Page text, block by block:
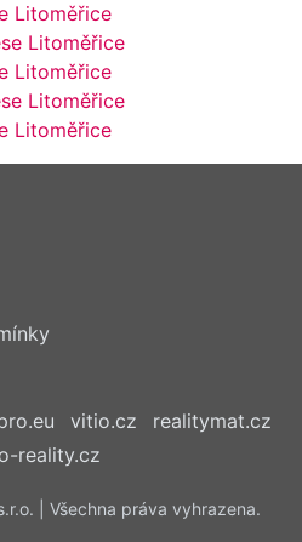
Litoměřice
Litoměřice
Litoměřice
Litoměřice
Litoměřice
vitio.cz
realitymat.cz
reality.cz
| Všechna práva vyhrazena.